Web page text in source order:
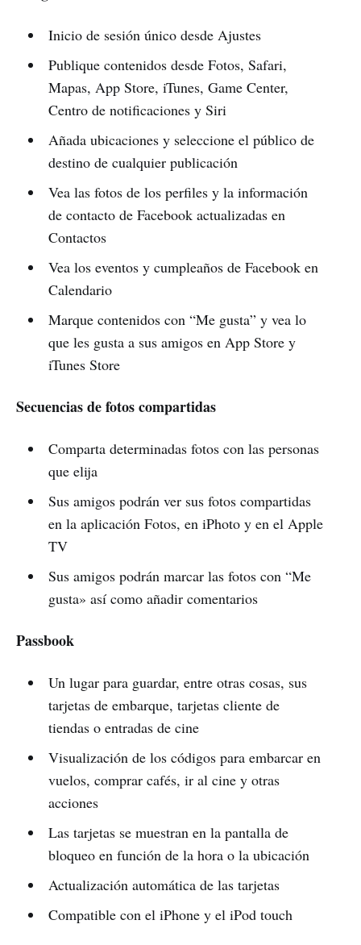
Inicio de sesión único desde Ajustes
Publique contenidos desde Fotos, Safari,
Mapas, App Store, iTunes, Game Center,
Centro de notificaciones y Siri
Añada ubicaciones y seleccione el público de
destino de cualquier publicación
Vea las fotos de los perfiles y la información
de contacto de Facebook actualizadas en
Contactos
Vea los eventos y cumpleaños de Facebook en
Calendario
Marque contenidos con “Me gusta” y vea lo
que les gusta a sus amigos en App Store y
iTunes Store
Secuencias de fotos compartidas
Comparta determinadas fotos con las personas
que elija
Sus amigos podrán ver sus fotos compartidas
en la aplicación Fotos, en iPhoto y en el Apple
TV
Sus amigos podrán marcar las fotos con “Me
gusta» así como añadir comentarios
Passbook
Un lugar para guardar, entre otras cosas, sus
tarjetas de embarque, tarjetas cliente de
tiendas o entradas de cine
Visualización de los códigos para embarcar en
vuelos, comprar cafés, ir al cine y otras
acciones
Las tarjetas se muestran en la pantalla de
bloqueo en función de la hora o la ubicación
Actualización automática de las tarjetas
Compatible con el iPhone y el iPod touch